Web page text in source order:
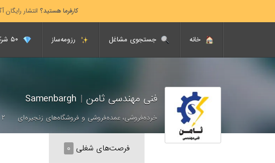
کارفرما هستید؟ انتشار رایگان آگهی
خانه جستجوی مشاغل رزومه‌ساز
فنی مهندسی ثامن |
خرده‌فروشی، عمده‌فروشی و فروشگاه‌های زنجیره‌ای ۲ - ۱۰ نفر
فرصت‌های شغلی ۰